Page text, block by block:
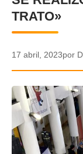
GALERIA
TRATO»
17 abril, 2023por